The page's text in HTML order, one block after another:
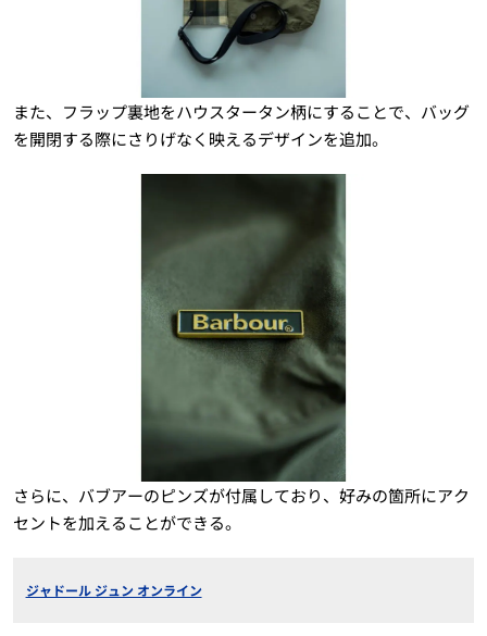
また、フラップ裏地をハウスタータン柄にすることで、バッグ
を開閉する際にさりげなく映えるデザインを追加。
さらに、バブアーのピンズが付属しており、好みの箇所にアク
セントを加えることができる。
ジャドール ジュン オンライン